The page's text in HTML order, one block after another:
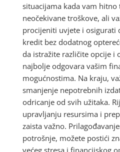
situacijama kada vam hitno
neočekivane troškove, ali
procijeniti uvjete i osigurati
kredit bez dodatnog
da istražite različite opcije i
najbolje odgovara vašim
mogućnostima. Na kraju,
smanjenje nepotrebnih
odricanje od svih užitaka.
upravljanju resursima i
zaista važno.
potrošnje, možete postići
većeg stresa i financijskog